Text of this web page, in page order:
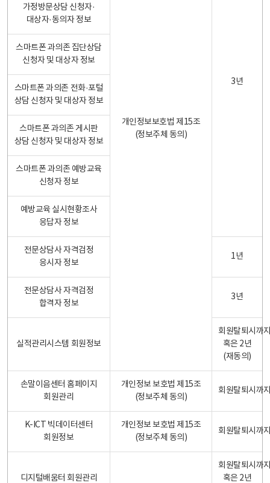
개인정보보호법 제15조
(정보주체 동의)
3년
가정방문상담 신청자·
대상자·동의자 정보
스마트폰 과의존 집단상담
신청자 및 대상자 정보
스마트폰 과의존 전화·포털
상담 신청자 및 대상자 정보
스마트폰 과의존 게시판
상담 신청자 및 대상자 정보
스마트폰 과의존 예방교육
신청자 정보
예방교육 실시현황조사
응답자 정보
전문상담사 자격검정
응시자 정보
1년
전문상담사 자격검정
합격자 정보
3년
실적관리시스템 회원정보
회원탈퇴시까
혹은 2년
(재동의)
손말이음센터 홈페이지
회원관리
개인정보 보호법 제15조
(정보주체 동의)
회원탈퇴시까
K-ICT 빅데이터센터
회원정보
개인정보 보호법 제15조
(정보주체 동의)
회원탈퇴시까
디지털배움터 회원관리
회원탈퇴시까
혹은 2년